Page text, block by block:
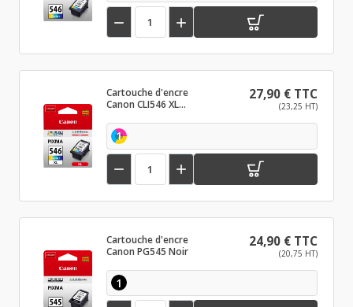
 
Cartouche d'encre
Canon CLI546 XL
27,90 € TTC
(23,25 HT)
1
 
Cartouche d'encre
Canon PG545 Noir
24,90 € TTC
(20,75 HT)
1